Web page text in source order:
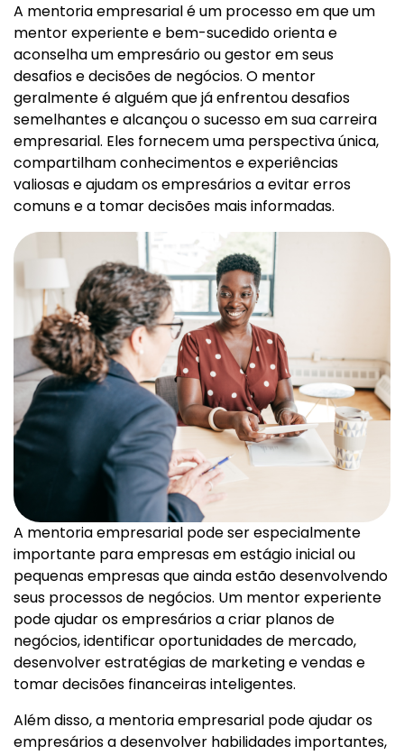
A mentoria empresarial é um processo em que um
mentor experiente e bem-sucedido orienta e
aconselha um empresário ou gestor em seus
desafios e decisões de negócios. O mentor
geralmente é alguém que já enfrentou desafios
semelhantes e alcançou o sucesso em sua carreira
empresarial. Eles fornecem uma perspectiva única,
compartilham conhecimentos e experiências
valiosas e ajudam os empresários a evitar erros
comuns e a tomar decisões mais informadas.
A mentoria empresarial pode ser especialmente
importante para empresas em estágio inicial ou
pequenas empresas que ainda estão desenvolvendo
seus processos de negócios. Um mentor experiente
pode ajudar os empresários a criar planos de
negócios, identificar oportunidades de mercado,
desenvolver estratégias de marketing e vendas e
tomar decisões financeiras inteligentes.
Além disso, a mentoria empresarial pode ajudar os
empresários a desenvolver habilidades importantes,